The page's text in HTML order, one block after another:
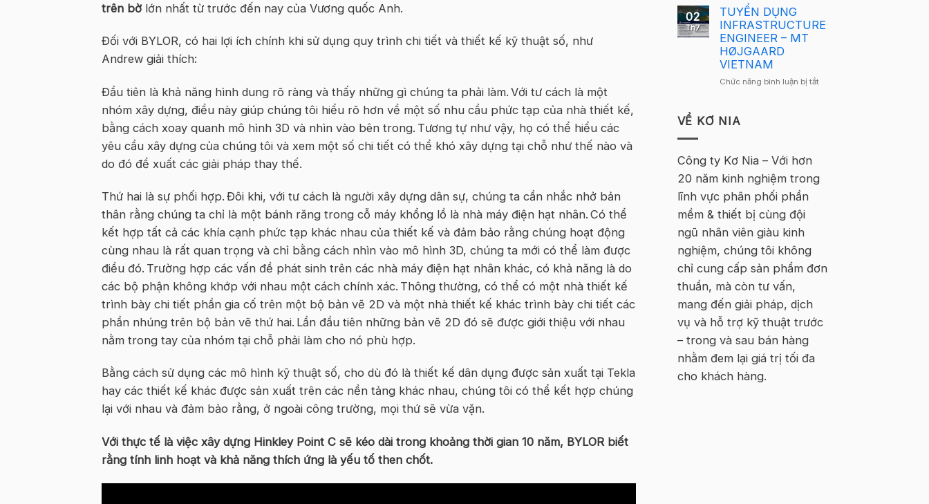
trên bờ lớn nhất từ ​​trước đến nay của Vương quốc Anh.
Đối với BYLOR, có hai lợi ích chính khi sử dụng quy trình chi tiết và thiết kế kỹ thuật số, như
Andrew giải thích:
Đầu tiên là khả năng hình dung rõ ràng và thấy những gì chúng ta phải làm. Với tư cách là một
nhóm xây dựng, điều này giúp chúng tôi hiểu rõ hơn về một số nhu cầu phức tạp của nhà thiết kế,
bằng cách xoay quanh mô hình 3D và nhìn vào bên trong. Tương tự như vậy, họ có thể hiểu các
yêu cầu xây dựng của chúng tôi và xem một số chi tiết có thể khó xây dựng tại chỗ như thế nào và
do đó đề xuất các giải pháp thay thế.
Thứ hai là sự phối hợp. Đôi khi, với tư cách là người xây dựng dân sự, chúng ta cần nhắc nhở bản
thân rằng chúng ta chỉ là một bánh răng trong cỗ máy khổng lồ là nhà máy điện hạt nhân. Có thể
kết hợp tất cả các khía cạnh phức tạp khác nhau của thiết kế và đảm bảo rằng chúng hoạt động
cùng nhau là rất quan trọng và chỉ bằng cách nhìn vào mô hình 3D, chúng ta mới có thể làm được
điều đó. Trường hợp các vấn đề phát sinh trên các nhà máy điện hạt nhân khác, có khả năng là do
các bộ phận không khớp với nhau một cách chính xác. Thông thường, có thể có một nhà thiết kế
trình bày chi tiết phần gia cố trên một bộ bản vẽ 2D và một nhà thiết kế khác trình bày chi tiết các
phần nhúng trên bộ bản vẽ thứ hai. Lần đầu tiên những bản vẽ 2D đó sẽ được giới thiệu với nhau
nằm trong tay của nhóm tại chỗ phải làm cho nó phù hợp.
Bằng cách sử dụng các mô hình kỹ thuật số, cho dù đó là thiết kế dân dụng được sản xuất tại Tekla
hay các thiết kế khác được sản xuất trên các nền tảng khác nhau, chúng tôi có thể kết hợp chúng
lại với nhau và đảm bảo rằng, ở ngoài công trường, mọi thứ sẽ vừa vặn.
Với thực tế là việc xây dựng Hinkley Point C sẽ kéo dài trong khoảng thời gian 10 năm, BYLOR biết
rằng tính linh hoạt và khả năng thích ứng là yếu tố then chốt.
tại
tuyển
Tekla
–
02
Th7
TUYỂN DỤNG
INFRASTRUCTURE
ENGINEER – MT
HØJGAARD
VIETNAM
Chức năng bình luận bị tắtở
VIETNAM
VỀ KƠ NIA
Công ty Kơ Nia – Với hơn
20 năm kinh nghiệm trong
lĩnh vực phân phối phần
mềm & thiết bị cùng đội
ngũ nhân viên giàu kinh
nghiệm, chúng tôi không
chỉ cung cấp sản phẩm đơn
thuần, mà còn tư vấn,
mang đến giải pháp, dịch
vụ và hỗ trợ kỹ thuật trước
– trong và sau bán hàng
nhằm đem lại giá trị tối đa
cho khách hàng.